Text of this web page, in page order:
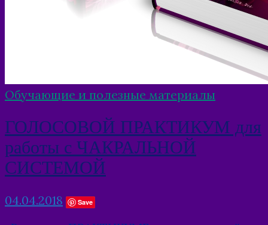
Обучающие и полезные материалы
ГОЛОСОВОЙ ПРАКТИКУМ для
работы с ЧАКРАЛЬНОЙ
СИСТЕМОЙ
04.04.2018 Save